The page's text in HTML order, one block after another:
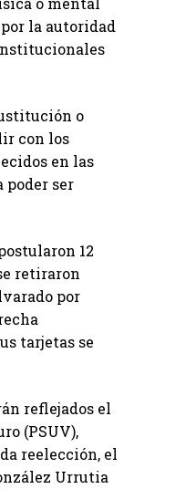
la autoridad
o
con los
en las
poder ser
12
retiraron
por
tarjetas se
reflejados el
(PSUV),
reelección, el
Urrutia